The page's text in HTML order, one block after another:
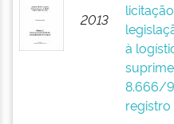
2013
à
8.666/